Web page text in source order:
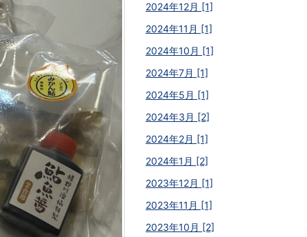
2024年12月 [1]
2024年11月 [1]
2024年10月 [1]
2024年7月 [1]
2024年5月 [1]
2024年3月 [2]
2024年2月 [1]
2024年1月 [2]
2023年12月 [1]
2023年11月 [1]
2023年10月 [2]